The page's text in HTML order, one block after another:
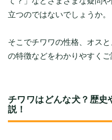
立つのではないでしょうか。
そこでチワワの性格、オス
の特徴などをわかりやすくご
チワワはどんな犬？歴史
説！